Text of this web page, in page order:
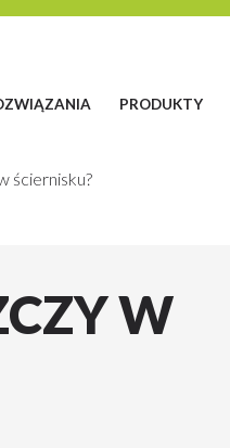
PRODUKTY
ściernisku?
W